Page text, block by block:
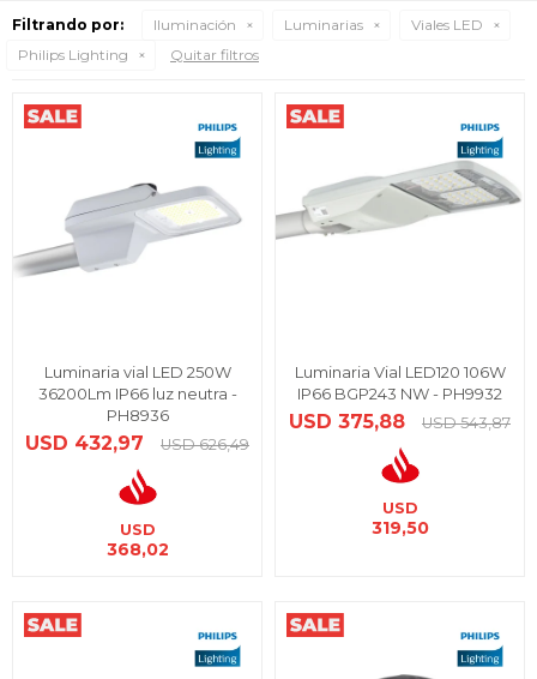
Filtrando por: Iluminación Luminarias
Viales LED
Philips Lighting
Quitar filtros
Luminaria vial LED 250W
36200Lm IP66 luz neutra -
PH8936
USD 432,97 USD 626,49
USD
368,02
Luminaria Vial LED120 106W
IP66 BGP243 NW - PH9932
USD 375,88 USD 543,87
USD
319,50